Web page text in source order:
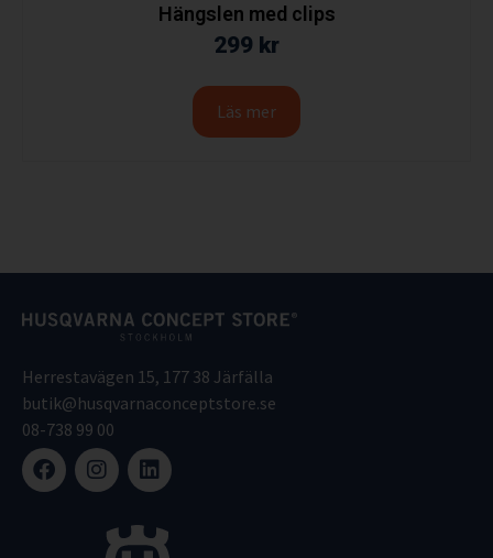
Hängslen med clips
299 kr
Läs mer
Herrestavägen 15, 177 38 Järfälla
butik@husqvarnaconceptstore.se
08-738 99 00